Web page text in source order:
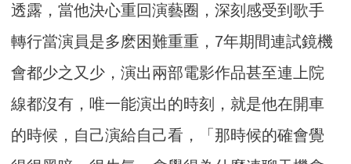
透露，當他決心重回演藝圈，深刻感受到歌手
轉行當演員是多麽困難重重，7年期間連試鏡機
會都少之又少，演出兩部電影作品甚至連上院
線都沒有，唯一能演出的時刻，就是他在開車
的時候，自己演給自己看，「那時候的確會覺